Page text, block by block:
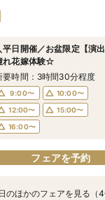
平日開催／お盆限定【演
れ花嫁体験☆
要時間：3時間30分程度
9:00〜
10:00〜
12:00〜
15:00〜
16:00〜
フェアを予約
のほかのフェアを見る（4